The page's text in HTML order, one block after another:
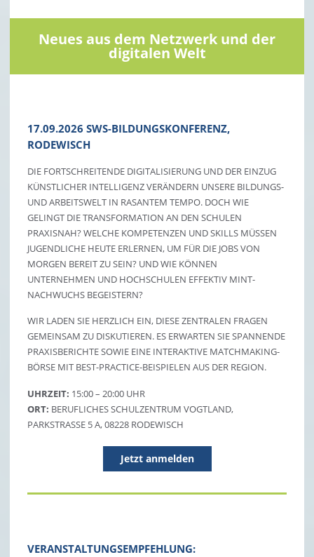
Neues aus dem Netzwerk und der
digitalen Welt
17.09.2026 SWS-BILDUNGSKONFERENZ,
RODEWISCH
DIE FORTSCHREITENDE DIGITALISIERUNG UND DER EINZUG
KÜNSTLICHER INTELLIGENZ VERÄNDERN UNSERE BILDUNGS-
UND ARBEITSWELT IN RASANTEM TEMPO. DOCH WIE
GELINGT DIE TRANSFORMATION AN DEN SCHULEN
PRAXISNAH? WELCHE KOMPETENZEN UND SKILLS MÜSSEN
JUGENDLICHE HEUTE ERLERNEN, UM FÜR DIE JOBS VON
MORGEN BEREIT ZU SEIN? UND WIE KÖNNEN
UNTERNEHMEN UND HOCHSCHULEN EFFEKTIV MINT-
NACHWUCHS BEGEISTERN?
WIR LADEN SIE HERZLICH EIN, DIESE ZENTRALEN FRAGEN
GEMEINSAM ZU DISKUTIEREN. ES ERWARTEN SIE SPANNENDE
PRAXISBERICHTE SOWIE EINE INTERAKTIVE MATCHMAKING-
BÖRSE MIT BEST-PRACTICE-BEISPIELEN AUS DER REGION.
UHRZEIT: 15:00 – 20:00 UHR
ORT: BERUFLICHES SCHULZENTRUM VOGTLAND,
PARKSTRASSE 5 A, 08228 RODEWISCH
Jetzt anmelden
VERANSTALTUNGSEMPFEHLUNG: